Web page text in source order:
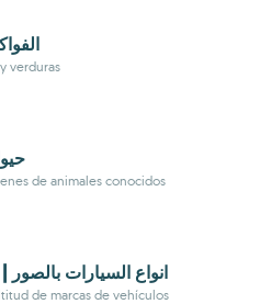
verduras
de animales conocidos
انواع السيارات بالصور |
de marcas de vehículos